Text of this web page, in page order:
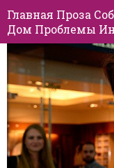
Главная Проза
Дом Проблемы